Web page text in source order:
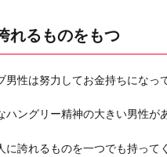
れるものをもつ
男性は努力してお金持ちになっ
ハングリー精神の大きい男性が
に誇れるものを一つでも持って